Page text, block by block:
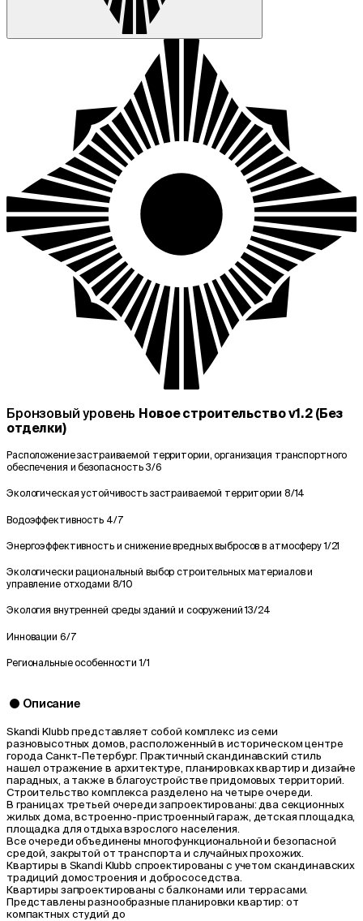
Бронзовый уровень Новое строительство v1.2 (Без
отделки)
Расположение застраиваемой территории, организация транспортного
обеспечения и безопасность 3/6
Экологическая устойчивость застраиваемой территории 8/14
Водоэффективность 4/7
Энергоэффективность и снижение вредных выбросов в атмосферу1/21
Экологически рациональный выбор строительных материалов и
управление отходами 8/10
Экология внутренней среды зданий и сооружений13/24
Инновации 6/7
Региональные особенности1/1
Описание
Skandi Klubb представляет собой комплекс из семи
разновысотных домов, расположенный в историческом центре
города Санкт-Петербург. Практичный скандинавский стиль
нашел отражение в архитектуре, планировках квартир и дизайне
парадных, а также в благоустройстве придомовых территорий.
Строительство комплекса разделено на четыре очереди.
В границах третьей очереди запроектированы: два секционных
жилых дома, встроенно-пристроенный гараж, детская площадка,
площадка для отдыха взрослого населения.
Все очереди объединены многофункциональной и безопасной
средой, закрытой от транспорта и случайных прохожих.
Квартиры в Skandi Klubb спроектированы с учетом скандинавских
традиций домостроения и добрососедства.
Квартиры запроектированы с балконами или террасами.
Представлены разнообразные планировки квартир: от
компактных студий до